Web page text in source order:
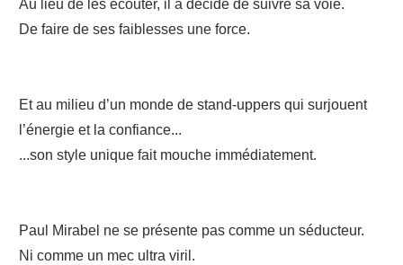
Au lieu de les écouter, il a décidé de suivre sa voie.
De faire de ses faiblesses une force.
Et au milieu d’un monde de stand-uppers qui surjouent
l’énergie et la confiance...
...son style unique fait mouche immédiatement.
Paul Mirabel ne se présente pas comme un séducteur.
Ni comme un mec ultra viril.